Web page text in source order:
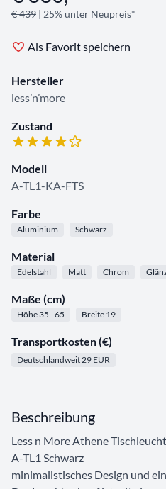
€ 439 | 25% unter Neupreis*
Als Favorit speichern
Hersteller
less’n’more
Zustand
Modell
A-TL1-KA-FTS
Farbe
Aluminium Schwarz
Material
Edelstahl Matt Chrom
Maße (cm)
Höhe 35 - 65 Breite 19
Transportkosten (€)
Deutschlandweit 29 EUR
Beschreibung
Less n More Athene
A-TL1 Schwarz
minimalistisches Design und